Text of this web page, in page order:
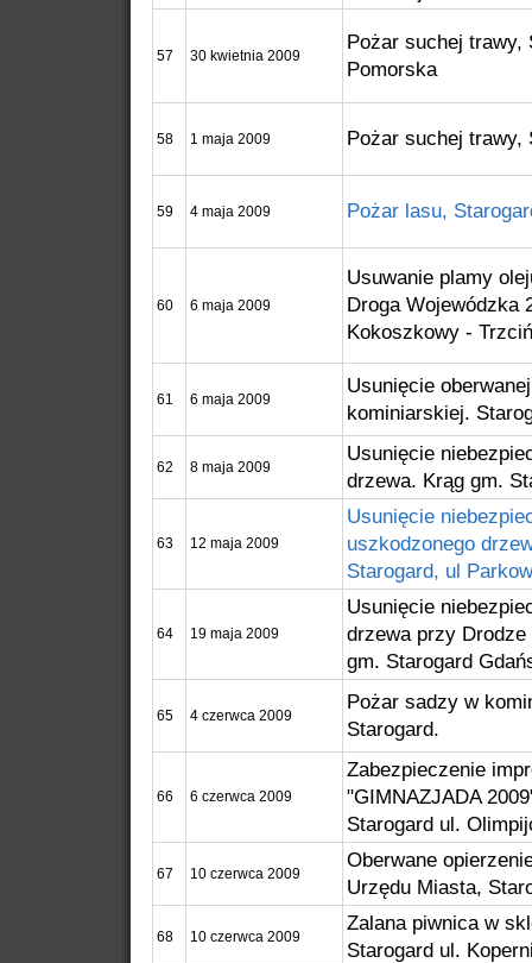
57 30 kwietnia 2009
Pożar suchej trawy,
Pomorska
58 1 maja 2009 Pożar suchej trawy,
59 4 maja 2009 Pożar lasu,
60 6 maja 2009
Usuwanie plamy
Droga Wojewódzka
Kokoszkowy -
61 6 maja 2009
Usunięcie
kominiarskiej.
62 8 maja 2009
Usunięcie
drzewa. Krąg gm.
63 12 maja 2009
Usunięcie
uszkodzonego
Starogard, ul
64 19 maja 2009
Usunięcie
drzewa przy
gm. Starogard
65 4 czerwca 2009
Pożar sadzy w
Starogard.
66 6 czerwca 2009
Zabezpieczenie
"GIMNAZJADA
Starogard ul.
67 10 czerwca 2009
Oberwane
Urzędu Miasta,
68 10 czerwca 2009
Zalana piwnica w
Starogard ul.